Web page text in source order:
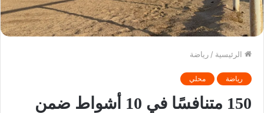
الرئيسية / رياضة
رياضة محلي
150 متنافسًا في 10 أشواط ضمن